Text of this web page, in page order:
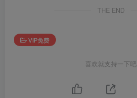
THE END
VIP免费
喜欢就支持一下吧